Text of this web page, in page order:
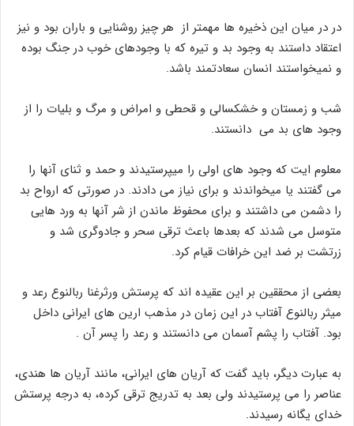
در در میان این ذخیره ها مهمتر از هر چیز روشنایی و باران بود و نیز
اعتقاد داستند به وجود بد و تیره که با وجودهای خوب در جنگ بوده
و نمیخواستند انسان سعادتمند باشد.
شب و زمستان و خشکسالی و قحطی و امراض و مرگ و بلیات را از
وجود های بد می دانستند.
معلوم ایت که وجود های اولی را میپرستیدند و حمد و ثنای آنها را
می گفتند یا میخواندند و برای نیاز می دادند. در صورتی که ارواح بد
را دشمن می داشتند و برای محفوظ ماندن از شر آنها به ورد هایی
متوسل می شدند که بعدها باعث ترقی سحر و جادوگری شد و
زرتشت بر ضد این خرافات قیام کرد.
بعضی از محققین بر این عقیده اند که پرستش ورثرغنا ربالنوع رعد و
میثر ربالنوع آفتاب در این زمان در مذهب ارین های ایرانی داخل
بود. آفتاب را پشم آسمان می دانستند و رعد را پسر آن .
به عبارت دیگر، باید گفت که آریان های ایرانی، مانند آریان ها هندی،
عناصر را می پرستیدند ولی بعد به تدریج ترقی کرده، به درجه پرستش
خدای یگانه رسیدند.